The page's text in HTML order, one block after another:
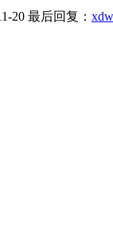
20 最后回复：